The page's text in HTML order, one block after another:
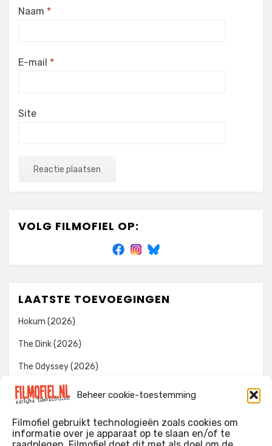
Beheer cookie-toestemming
Filmofiel gebruikt technologieën zoals cookies om
informatie over je apparaat op te slaan en/of te
Naam *
E-mail *
Site
VOLG FILMOFIEL OP:
LAATSTE TOEVOEGINGEN
Hokum (2026)
The Dink (2026)
The Odyssey (2026)
Evil Dead Burn (2026)